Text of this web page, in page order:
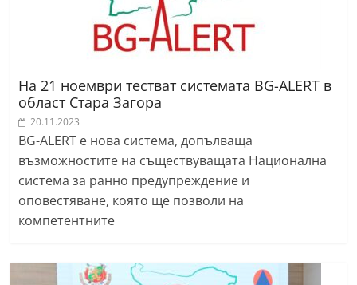
o
,
a
l
e
r
y
-
a
На 21 ноември тестват системата BG-ALERT в
област Стара Загора
20.11.2023
BG-ALERT е нова система, допълваща
възможностите на съществуващата Национална
система за ранно предупреждение и
оповестяване, която ще позволи на
компетентните